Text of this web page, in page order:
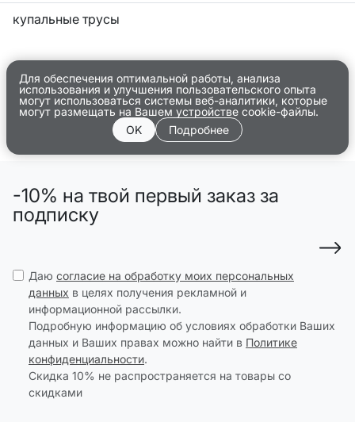
купальные трусы
Для обеспечения оптимальной работы, анализа
использования и улучшения пользовательского опыта
могут использоваться системы веб-аналитики, которые
могут размещать на Вашем устройстве cookie-файлы.
OK
Подробнее
-10% на твой первый заказ за
подписку
Даю согласие на обработку моих персональных
данных в целях получения рекламной и
информационной рассылки.
Подробную информацию об условиях обработки Ваших
данных и Ваших правах можно найти в Политике
конфиденциальности.
Скидка 10% не распространяется на товары со
скидками